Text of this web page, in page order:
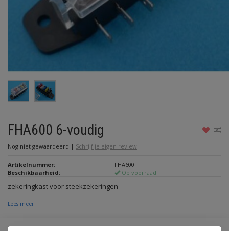
FHA600 6-voudig
Nog niet gewaardeerd | Schrijf je eigen review
Artikelnummer:
FHA600
Beschikbaarheid:
Op voorraad
zekeringkast voor steekzekeringen
Lees meer